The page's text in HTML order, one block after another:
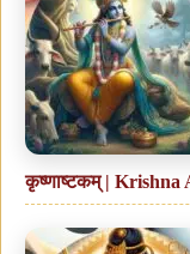
कृष्णाष्टकम् | Krishna